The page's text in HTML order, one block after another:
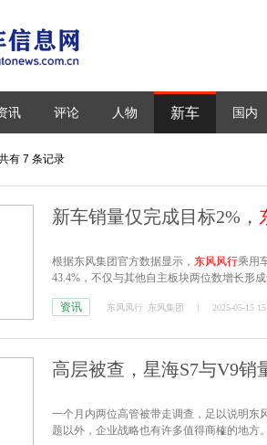
讯 评论 人物 新车 国内
有 7 条记录
新车销量仅完成目标2%，
根据东风集团官方数据显示， 东风风行乘用
43.4%，不仅与其他自主板块两位数增长形
资讯 东风风行 东风集团 2025-05-15
高层被查，星海S7与V9销
一个月内两位高管被带走调查，足以说明东
题以外，企业战略也有许多值得商榷的地方